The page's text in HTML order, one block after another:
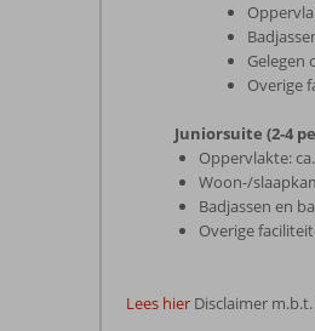
Gelegen
Overige
Juniorsuite (2-4
Oppervlakte:
Woon-/
Badjassen en
Overige
Lees hier Disclaimer